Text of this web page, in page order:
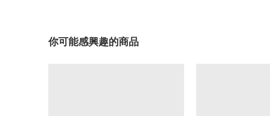
你可能感興趣的商品